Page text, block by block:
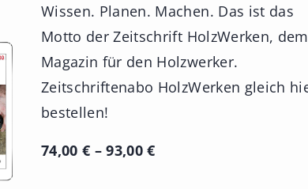
Wissen. Planen. Machen. Das ist das
Motto der Zeitschrift HolzWerken, dem
Magazin für den Holzwerker.
Zeitschriftenabo HolzWerken gleich
bestellen!
74,00 € –93,00€P